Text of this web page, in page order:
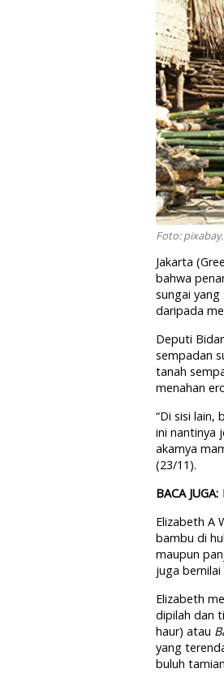
Foto:
Jakarta
bahwa
sungai
daripada
Deputi
sempadan
tanah
menahan
“Di sisi lain,
ini nantinya
akarnya
(23/11).
BACA JUGA:
Elizabeth A
bambu di
maupun
juga
Elizabeth
dipilah dan
haur) atau
yang
buluh